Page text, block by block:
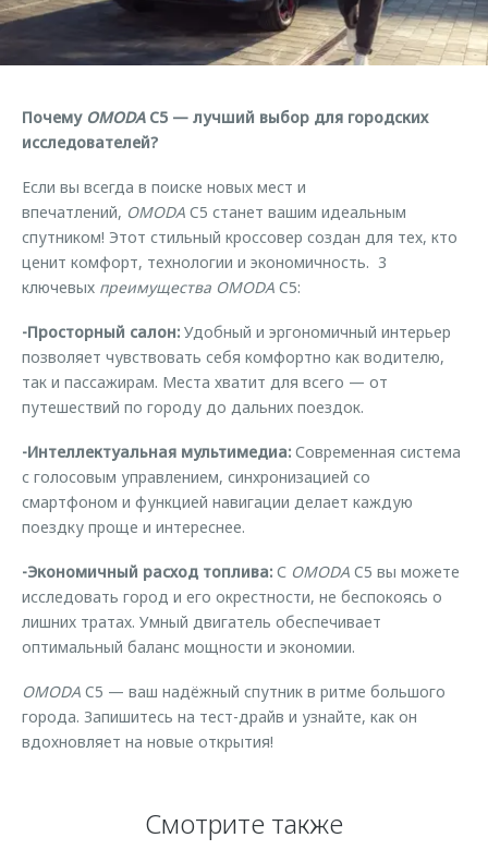
Страхование
Кредитный калькулятор
Одежда и сувениры
Трейд-ин
Калькулятор трейд-ин
Клиентская поддержка
O&J Автоклуб
Приложение O&J
Аксессуары
Одежда и сувениры
Оригинальные аксессуары
Запчасти
Почему OMODAC5 — лучший выбор для городских
исследователей?
Если вы всегда в поиске новых мест и
впечатлений, OMODA C5 станет вашим идеальным
спутником! Этот стильный кроссовер создан для тех, кто
ценит комфорт, технологии и экономичность. 3
ключевых преимущества OMODA C5:
-Просторный салон: Удобный и эргономичный интерьер
позволяет чувствовать себя комфортно как водителю,
так и пассажирам. Места хватит для всего — от
путешествий по городу до дальних поездок.
-Интеллектуальная мультимедиа: Современная система
с голосовым управлением, синхронизацией со
смартфоном и функцией навигации делает каждую
поездку проще и интереснее.
-Экономичный расход топлива: С OMODA C5 вы можете
исследовать город и его окрестности, не беспокоясь о
лишних тратах. Умный двигатель обеспечивает
оптимальный баланс мощности и экономии.
OMODA C5 — ваш надёжный спутник в ритме большого
города. Запишитесь на тест-драйв и узнайте, как он
вдохновляет на новые открытия!
Смотрите также